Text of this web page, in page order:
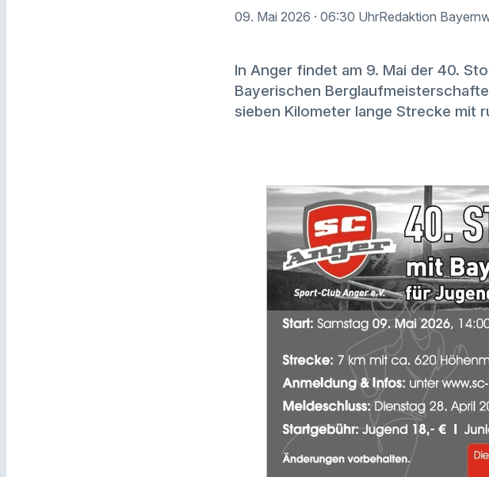
09. Mai 2026 · 06:30 UhrRedaktion
In Anger findet am 9. Mai der 40.
Bayerischen
sieben Kilometer lange Strecke mit